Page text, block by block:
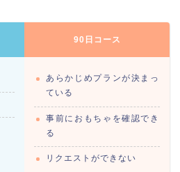
90日コース
あらかじめプランが決まっ
ている
事前におもちゃを確認でき
る
リクエストができない